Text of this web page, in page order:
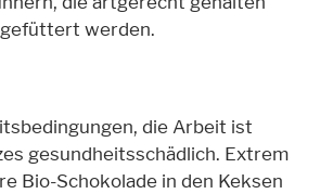
werden.
die Arbeit ist
gesundheitsschädlich. Extrem
Bio-Schokolade in den Keksen